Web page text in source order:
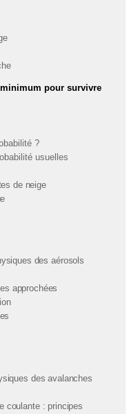
pour survivre
?
usuelles
de neige
des aérosols
approchées
des avalanches
coulante : principes